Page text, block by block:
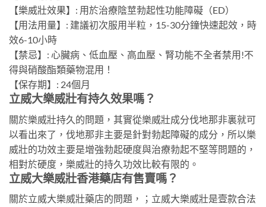
【樂威壯效果】: 用於治療陰莖勃起性功能障礙（ED）
【用法用量】: 建議初次服用半粒，15-30分鐘快速起效，時
效6-10小時
【禁忌】: 心臟病、低血壓、高血壓、腎功能不全者禁用!不
得與硝酸酯類藥物混用！
【保存期】: 24個月
立威大樂威壯有持久效果嗎？
關於樂威壯持久的問題，其實從樂威壯成分伐地那非裏就可
以看出來了，伐地那非主要是針對勃起障礙的成分，所以樂
威壯的功效主要是增強勃起硬度與治療勃起不堅等問題的，
相對於硬度，樂威壯的持久功效比較有限的。
立威大樂威壯香港藥店有售賣嗎？
關於立威大樂威壯藥店的問題，；立威大樂威壯是壹款合法